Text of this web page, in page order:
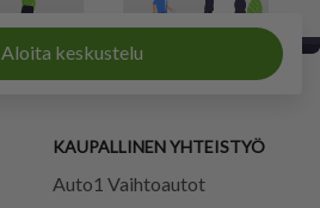
Aloita keskustelu
KAUPALLINEN YHTEISTYÖ
Auto1 Vaihtoautot